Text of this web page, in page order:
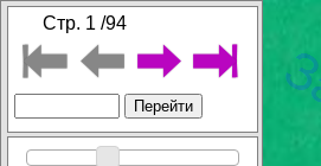
Стр. 1 /94